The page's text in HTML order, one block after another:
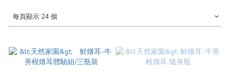
每頁顯示 24 個